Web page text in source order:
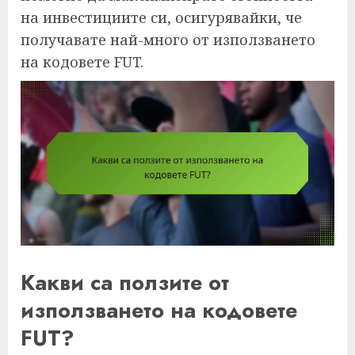
на инвестициите си, осигурявайки, че
получавате най-много от използването
на кодовете FUT.
Какви са ползите от
използването на кодовете
FUT?